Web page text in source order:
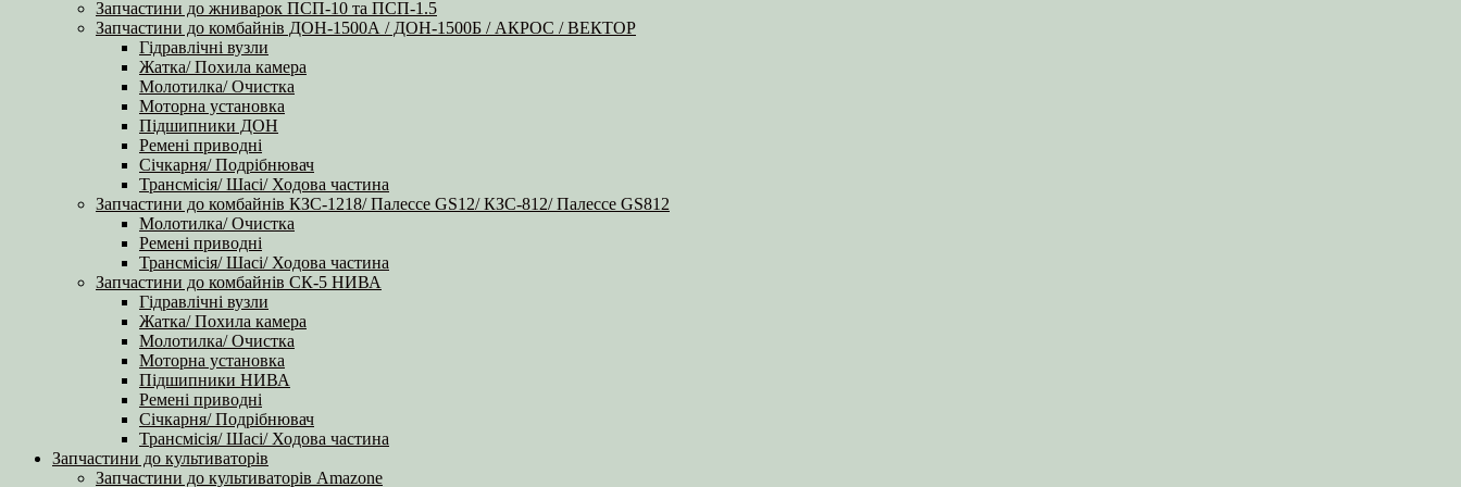
Запчастини до жниварок ПСП-10 та ПСП-1.5
Запчастини до комбайнів ДОН-1500А / ДОН-1500Б / АКРОС / ВЕКТОР
Гідравлічні вузли
Жатка/ Похила камера
Молотилка/ Очистка
Моторна установка
Підшипники ДОН
Ремені приводні
Січкарня/ Подрібнювач
Трансмісія/ Шасі/ Ходова частина
Запчастини до комбайнів КЗС-1218/ Палессе GS12/ КЗС-812/ Палессе GS812
Молотилка/ Очистка
Ремені приводні
Трансмісія/ Шасі/ Ходова частина
Запчастини до комбайнів СК-5 НИВА
Гідравлічні вузли
Жатка/ Похила камера
Молотилка/ Очистка
Моторна установка
Підшипники НИВА
Ремені приводні
Січкарня/ Подрібнювач
Трансмісія/ Шасі/ Ходова частина
Запчастини до культиваторів
Запчастини до культиваторів Amazone